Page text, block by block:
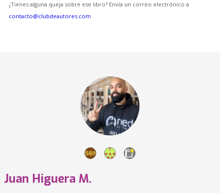
¿Tienes alguna queja sobre ese libro? Envía un correo electrónico a
contacto@clubdeautores.com
Juan Higuera M.